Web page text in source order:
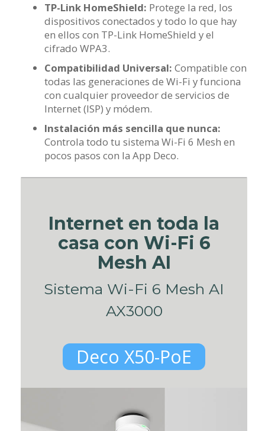
TP-Link HomeShield: Protege la red, los
dispositivos conectados y todo lo que hay
en ellos con TP-Link HomeShield y el
cifrado WPA3.
Compatibilidad Universal: Compatible con
todas las generaciones de Wi-Fi y funciona
con cualquier proveedor de servicios de
Internet (ISP) y módem.
Instalación más sencilla que nunca:
Controla todo tu sistema Wi-Fi 6 Mesh en
pocos pasos con la App Deco.
Internet en toda la
casa con Wi-Fi 6
Mesh AI
Sistema Wi-Fi 6 Mesh AI
AX3000
Deco X50-PoE